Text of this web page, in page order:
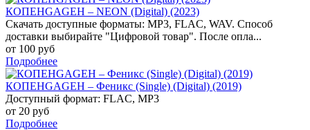
КОПЕНGАGЕН – NEON (Digital) (2023)
Скачать доступные форматы: MP3, FLAC, WAV. Способ
доставки выбирайте "Цифровой товар". После опла...
от 100 руб
Подробнее
КОПЕНGАGЕН – Феникс (Single) (Digital) (2019)
Доступный формат: FLAC, MP3
от 20 руб
Подробнее